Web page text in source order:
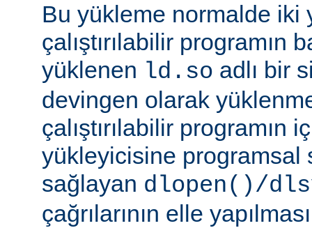
Bu yükleme normalde iki
çalıştırılabilir programın
yüklenen ld.so adlı bir
devingen olarak
çalıştırılabilir programın
yükleyicisine programsal
sağlayan dlopen()/
çağrılarının elle